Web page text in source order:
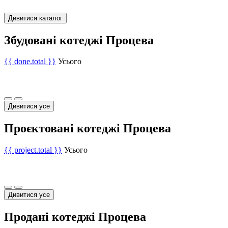
Дивитися каталог
Збудовані котеджі Процева
{{ done.total }} Усього
Дивитися усе
Проєктовані котеджі Процева
{{ project.total }} Усього
Дивитися усе
Продані котеджі Процева